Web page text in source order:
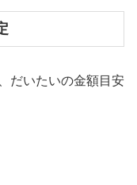
だいたいの金額目安